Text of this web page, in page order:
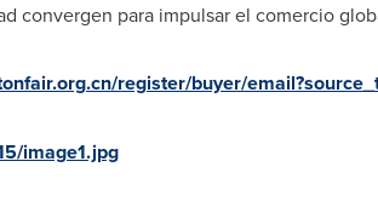
convergen para impulsar el comercio
register/buyer/
image1.jpg